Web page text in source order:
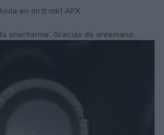
en mi tt mk1 APX
orientarme. Gracias de antemano.